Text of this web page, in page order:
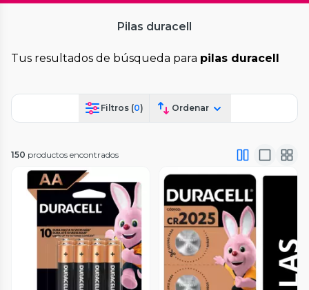
Pilas duracell
Tus resultados de búsqueda para pilas duracell
Filtros (0) Ordenar
150 productos encontrados